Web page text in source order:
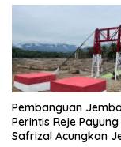
Pembanguan
Perintis Reje
Safrizal Acungkan